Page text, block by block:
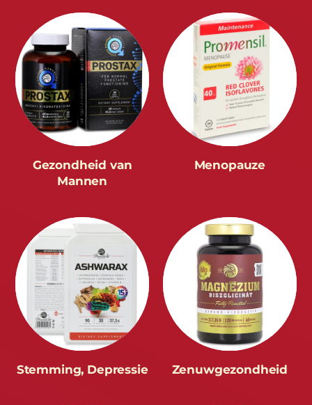
Gezondheid van
Mannen
Menopauze
Stemming, Depressie Zenuwgezondheid